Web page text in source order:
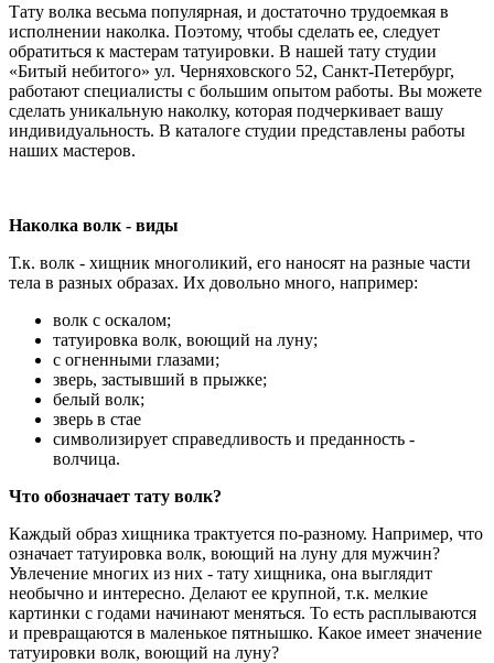
Тату волка весьма популярная, и достаточно трудоемкая в
исполнении наколка. Поэтому, чтобы сделать ее, следует
обратиться к мастерам татуировки. В нашей тату студии
«Битый небитого» ул. Черняховского 52, Санкт-Петербург,
работают специалисты с большим опытом работы. Вы можете
сделать уникальную наколку, которая подчеркивает вашу
индивидуальность. В каталоге студии представлены работы
наших мастеров.
Наколка волк - виды
Т.к. волк - хищник многоликий, его наносят на разные части
тела в разных образах. Их довольно много, например:
волк с оскалом;
татуировка волк, воющий на луну;
с огненными глазами;
зверь, застывший в прыжке;
белый волк;
зверь в стае
символизирует справедливость и преданность -
волчица.
Что обозначает тату волк?
Каждый образ хищника трактуется по-разному. Например, что
означает татуировка волк, воющий на луну для мужчин?
Увлечение многих из них - тату хищника, она выглядит
необычно и интересно. Делают ее крупной, т.к. мелкие
картинки с годами начинают меняться. То есть расплываются
и превращаются в маленькое пятнышко. Какое имеет значение
татуировки волк, воющий на луну?